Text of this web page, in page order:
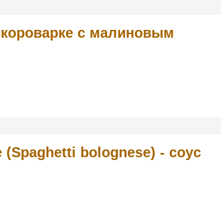
с малиновым
(Spaghetti bolognese) - соус